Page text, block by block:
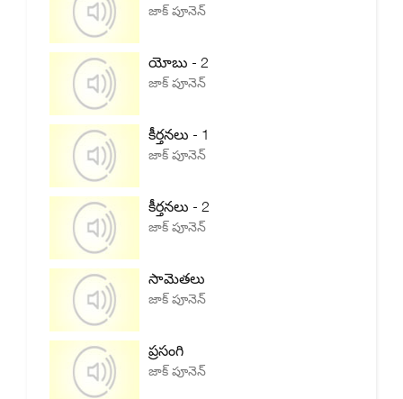
జాక్ పూనెన్
యోబు - 2
జాక్ పూనెన్
కీర్తనలు - 1
జాక్ పూనెన్
కీర్తనలు - 2
జాక్ పూనెన్
సామెతలు
జాక్ పూనెన్
ప్రసంగి
జాక్ పూనెన్